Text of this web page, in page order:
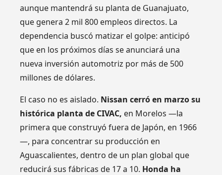
aunque mantendrá su planta de Guanajuato,
que genera 2 mil 800 empleos directos. La
dependencia buscó matizar el golpe: anticipó
que en los próximos días se anunciará una
nueva inversión automotriz por más de 500
millones de dólares.
El caso no es aislado. Nissan cerró en marzo su
histórica planta de CIVAC, en Morelos —la
primera que construyó fuera de Japón, en 1966
—, para concentrar su producción en
Aguascalientes, dentro de un plan global que
reducirá sus fábricas de 17 a 10. Honda ha